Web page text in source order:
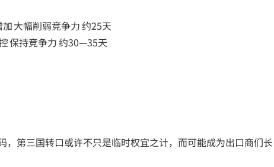
大幅削弱竞争力 约25天
保持竞争力 约30—35天
第三国转口或许不只是临时权宜之计，而可能成为出口商们长